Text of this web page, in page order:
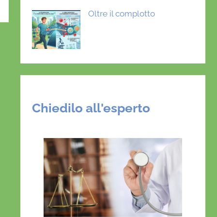
Oltre il complotto
Chiedilo all'esperto